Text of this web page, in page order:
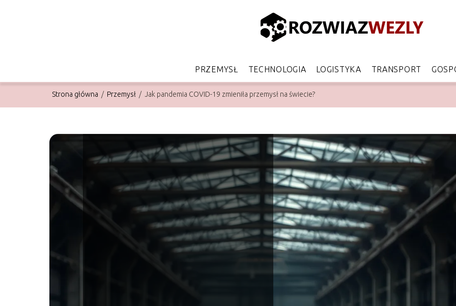
PRZEMYSŁ TECHNOLOGIA LOGISTYKA TRANSPORT
Strona główna / Przemysł / Jak pandemia COVID-19 zmieniła przemysł na świecie?